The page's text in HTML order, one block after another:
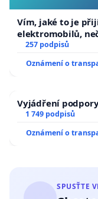
Vím, jaké to je
elektromobilů,
zaveďme
257 podpisů
Oznámení o
Vyjádření
1 749 podpisů
Oznámení o
SPUSŤTE